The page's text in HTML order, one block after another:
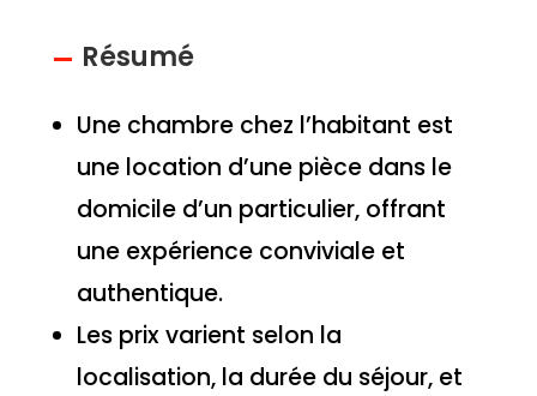
Résumé
Une chambre chez l’habitant est
une location d’une pièce dans le
domicile d’un particulier, offrant
une expérience conviviale et
authentique.
Les prix varient selon la
localisation, la durée du séjour, et